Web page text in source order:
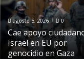
agosto 5, 2026 0
Cae apoyo
Israel en EU por
genocidio en Gaza